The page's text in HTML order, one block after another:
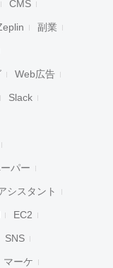
CMS
副業
Web広告
Slack
パー
シスタント
EC2
SNS
マーケ